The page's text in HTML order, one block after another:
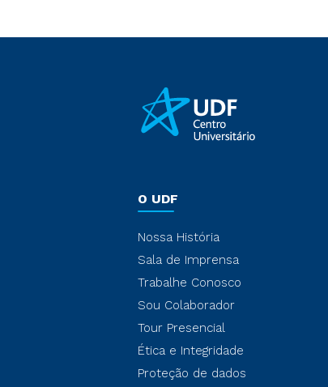
O UDF
Nossa História
Sala de Imprensa
Trabalhe Conosco
Sou Colaborador
Tour Presencial
Ética e Integridade
Proteção de dados